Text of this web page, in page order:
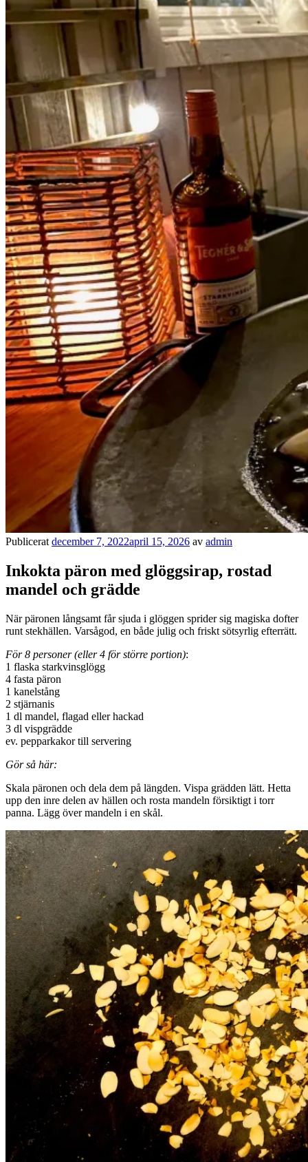
Publicerat december 7, 2022april 15, 2026 av admin
Inkokta päron med glöggsirap, rostad
mandel och grädde
När päronen långsamt får sjuda i glöggen sprider sig magiska dofter
runt stekhällen. Varsågod, en både julig och friskt sötsyrlig efterrätt.
För 8 personer (eller 4 för större portion):
1 flaska starkvinsglögg
4 fasta päron
1 kanelstång
2 stjärnanis
1 dl mandel, flagad eller hackad
3 dl vispgrädde
ev. pepparkakor till servering
Gör så här:
Skala päronen och dela dem på längden. Vispa grädden lätt. Hetta
upp den inre delen av hällen och rosta mandeln försiktigt i torr
panna. Lägg över mandeln i en skål.